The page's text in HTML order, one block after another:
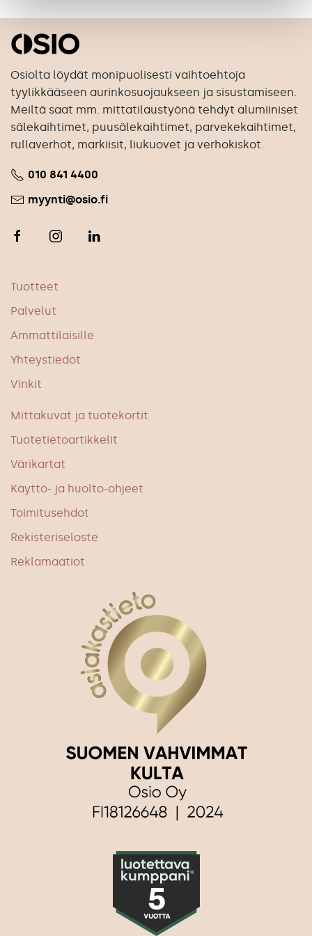
Osiolta löydät monipuolisesti vaihtoehtoja
tyylikkääseen aurinkosuojaukseen ja sisustamiseen.
Meiltä saat mm. mittatilaustyönä tehdyt alumiiniset
sälekaihtimet, puusälekaihtimet, parvekekaihtimet,
rullaverhot, markiisit, liukuovet ja verhokiskot.
010 841 4400
myynti@osio.fi
Tuotteet
Palvelut
Ammattilaisille
Yhteystiedot
Vinkit
Mittakuvat ja tuotekortit
Tuotetietoartikkelit
Värikartat
Käyttö- ja huolto-ohjeet
Toimitusehdot
Rekisteriseloste
Reklamaatiot